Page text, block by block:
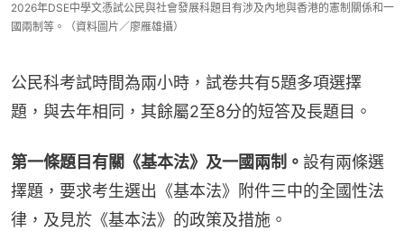
2026年DSE中學文憑試公民與社會發展科題目有涉及內地與香港的憲制關係和一
國兩制等。（資料圖片／廖雁雄攝）
公民科考試時間為兩小時，試卷共有5題多項選擇
題，與去年相同，其餘屬2至8分的短答及長題目。
第一條題目有關《基本法》及一國兩制。 設有兩條選
擇題，要求考生選出《基本法》附件三中的全國性法
律，及見於《基本法》的政策及措施。